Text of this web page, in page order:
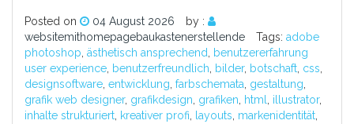
Posted on 04 August 2026
by :
websitemithomepagebaukastenerstellende
Tags: adobe
photoshop, ästhetisch ansprechend, benutzererfahrung
user experience, benutzerfreundlich, bilder, botschaft, css,
designsoftware, entwicklung, farbschemata, gestaltung,
grafik web designer, grafikdesign, grafiken, html, illustrator,
inhalte strukturiert, kreativer profi, layouts, markenidentität,